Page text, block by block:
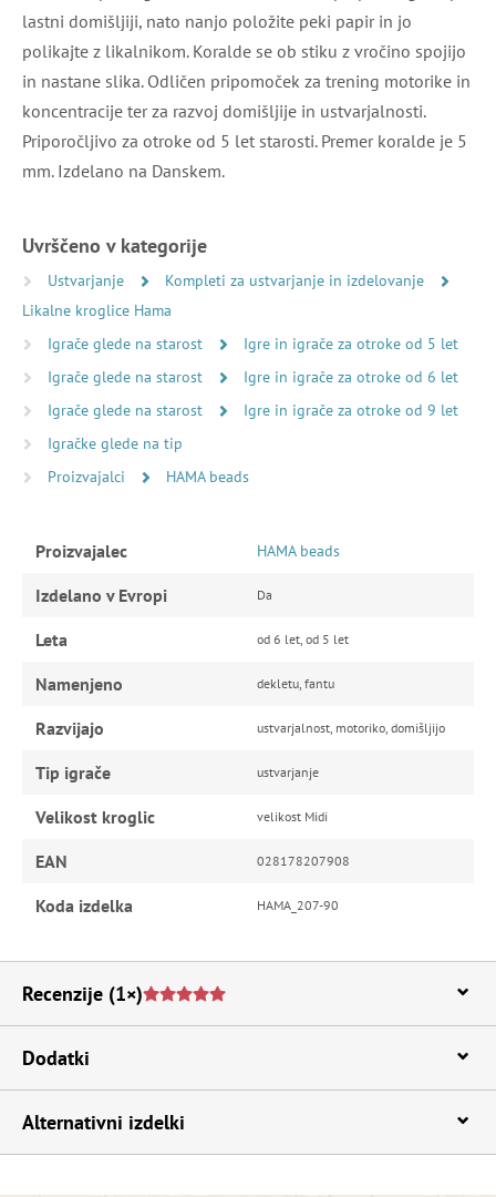
lastni domišljiji, nato nanjo položite peki papir in jo
polikajte z likalnikom. Koralde se ob stiku z vročino spojijo
in nastane slika. Odličen pripomoček za trening motorike in
koncentracije ter za razvoj domišljije in ustvarjalnosti.
Priporočljivo za otroke od 5 let starosti. Premer koralde je 5
mm. Izdelano na Danskem.
Uvrščeno v kategorije
Ustvarjanje
Kompleti za ustvarjanje in izdelovanje
Likalne kroglice Hama
Igrače glede na starost
Igre in igrače za otroke od 5 let
Igrače glede na starost
Igre in igrače za otroke od 6 let
Igrače glede na starost
Igre in igrače za otroke od 9 let
Igračke glede na tip
Proizvajalci
HAMA beads
Proizvajalec HAMA beads
Izdelano v Evropi Da
Leta od 6 let, od 5 let
Namenjeno dekletu, fantu
Razvijajo ustvarjalnost, motoriko, domišljijo
Tip igrače ustvarjanje
Velikost kroglic velikost Midi
EAN 028178207908
Koda izdelka HAMA_207-90
Recenzije (1×)
Dodatki
Alternativni izdelki